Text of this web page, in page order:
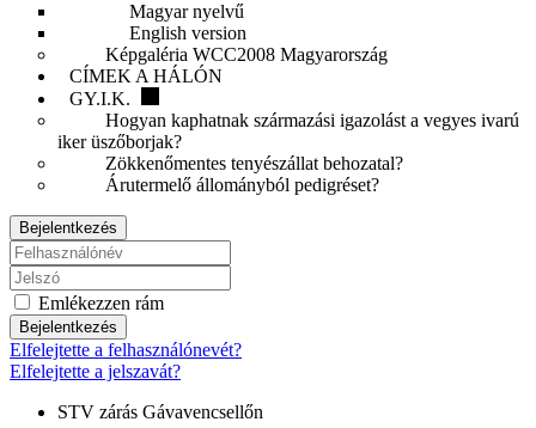
Magyar nyelvű
English version
Képgaléria WCC2008 Magyarország
CÍMEK A HÁLÓN
GY.I.K.
Hogyan kaphatnak származási igazolást a vegyes ivarú
iker üszőborjak?
Zökkenőmentes tenyészállat behozatal?
Árutermelő állományból pedigréset?
Bejelentkezés
Emlékezzen rám
Bejelentkezés
Elfelejtette a felhasználónevét?
Elfelejtette a jelszavát?
STV zárás Gávavencsellőn